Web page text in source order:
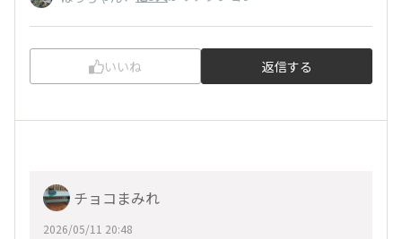
いいね 返信する
チョコまみれ
2026/05/11 20:48